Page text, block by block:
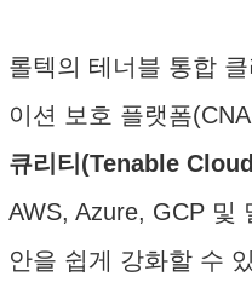
롤텍의 테너블 통합
이션 보호 플랫폼
큐리티(Tenable
AWS, Azure, GCP 및
안을 쉽게 강화할 수